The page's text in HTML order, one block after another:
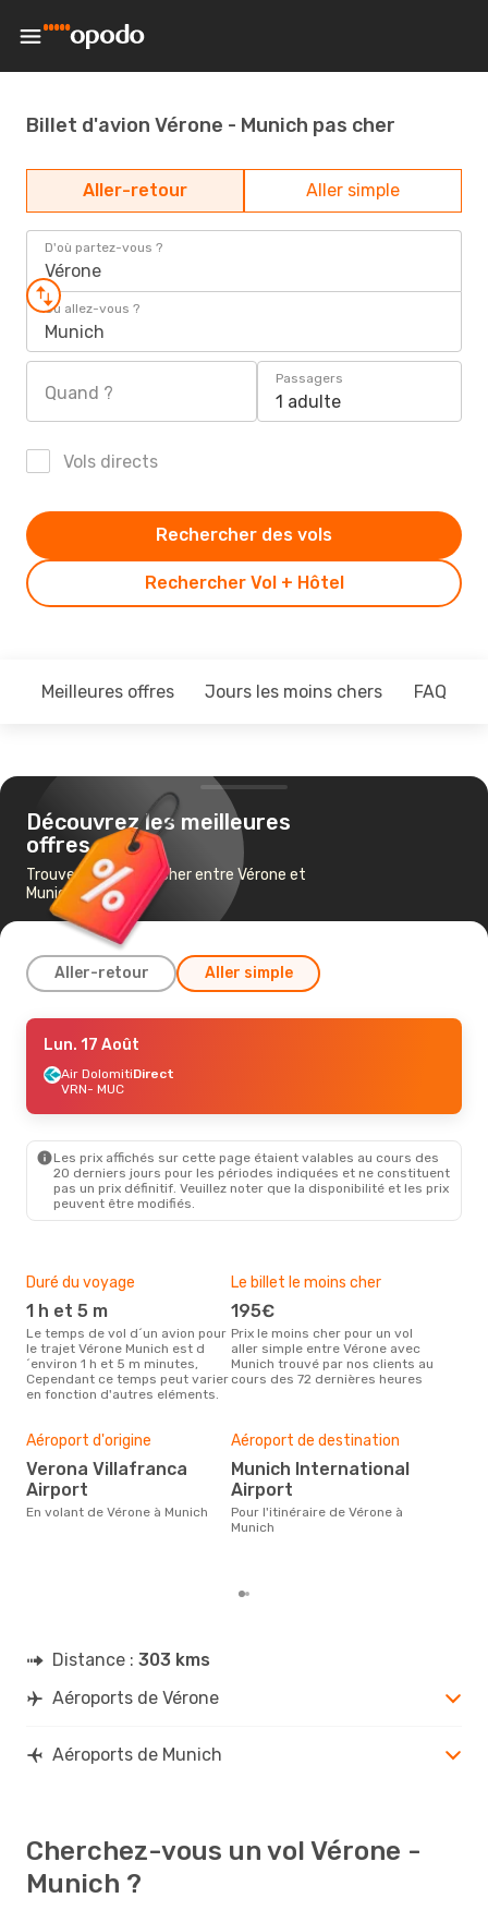
Billet d'avion Vérone - Munich pas cher
Aller-retour Aller simple
D'où partez-vous ?
Vérone
Où allez-vous ?
Munich
Quand ?
Passagers
1 adulte
Vols directs
Rechercher Vol + Hôtel
Rechercher des vols
Meilleures offres Jours les moins chers FAQ
Découvrez les meilleures
offres
Trouvez un vol pas cher entre Vérone et
Munich
Aller-retour Aller simple
Jeu. 10 Sept.
LufthansaDirect
VRN- MUC
MUC- VRN
Dim. 16 Août- Dim. 23 Août
LufthansaDirect
Lun. 17 Août
Air DolomitiDirect
VRN- MUC
Les prix affichés sur cette page étaient valables au cours des
20 derniers jours pour les périodes indiquées et ne constituent
pas un prix définitif. Veuillez noter que la disponibilité et les prix
peuvent être modifiés.
Duré du voyage
1 h et 5 m
Le temps de vol d´un avion pour
le trajet Vérone Munich est d
´environ 1 h et 5 m minutes,
Cependant ce temps peut varier
en fonction d'autres eléments.
Le billet le moins cher
195€
Prix le moins cher pour un vol
aller simple entre Vérone avec
Munich trouvé par nos clients au
cours des 72 dernières heures
Aéroport d'origine
Verona Villafranca
Airport
En volant de Vérone à Munich
Aéroport de destination
Munich International
Airport
Pour l'itinéraire de Vérone à
Munich
Distance : 303 kms
Aéroports de Vérone
Aéroports de Munich
Cherchez-vous un vol Vérone -
Munich ?